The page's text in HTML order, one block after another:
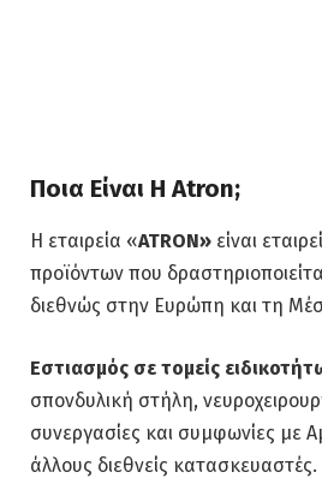
Ποια Είναι Η Atron;
Η εταιρεία «ATRON» είναι
προϊόντων που
διεθνώς στην Ευρώπη και τη
Εστιασμός σε τομείς
σπονδυλική στήλη,
συνεργασίες και συμφωνίες με
άλλους διεθνείς κατασκευαστές.